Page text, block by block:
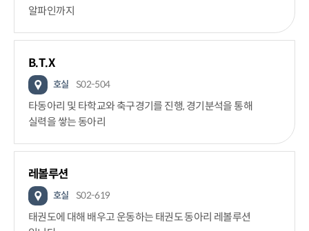
알파인까지
B.T.X
호실 S02-504
타동아리 및 타학교와 축구경기를 진행, 경기분석을 통해
실력을 쌓는 동아리
레볼루션
호실 S02-619
태권도에 대해 배우고 운동하는 태권도 동아리 레볼루션